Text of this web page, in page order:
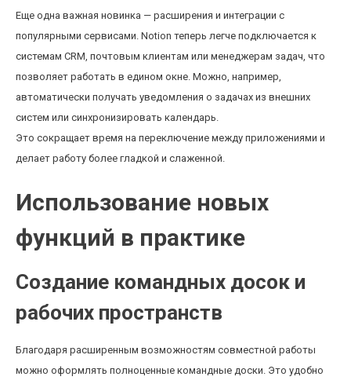
Еще одна важная новинка — расширения и интеграции с
популярными сервисами. Notion теперь легче подключается к
системам CRM, почтовым клиентам или менеджерам задач, что
позволяет работать в едином окне. Можно, например,
автоматически получать уведомления о задачах из внешних
систем или синхронизировать календарь.
Это сокращает время на переключение между приложениями и
делает работу более гладкой и слаженной.
Использование новых
функций в практике
Создание командных досок и
рабочих пространств
Благодаря расширенным возможностям совместной работы
можно оформлять полноценные командные доски. Это удобно